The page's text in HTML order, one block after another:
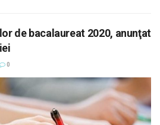
de bacalaureat 2020, anunţat
0